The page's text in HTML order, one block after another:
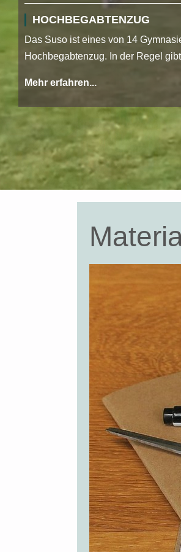
HOCHBEGABTENZUG
Das Suso ist eines von 14
Hochbegabtenzug. In der Regel
Mehr erfahren...